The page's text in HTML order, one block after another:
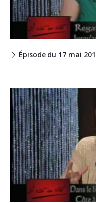
Épisode du 17 mai